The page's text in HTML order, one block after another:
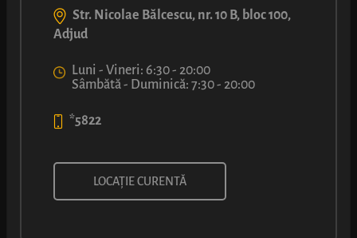
COVRIG XXL CU SEMINȚE DE
Str. Nicolae Bălcescu, nr. 10 B, bloc 100,
Adjud
Luni - Vineri: 6:30 - 20:00
Sâmbătă - Duminică: 7:30 - 20:00
*5822
LOCAȚIE CURENTĂ